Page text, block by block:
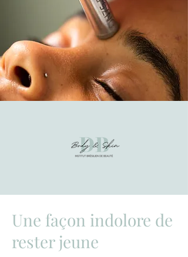
Une façon indolore de
rester jeune